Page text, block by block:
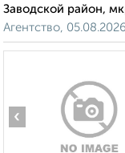
Заводской район,
Агентство, 05.08.2026
‹